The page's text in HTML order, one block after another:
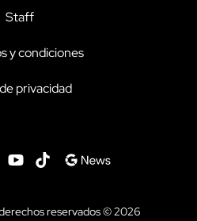
Staff
y condiciones
privacidad
reservados © 2026